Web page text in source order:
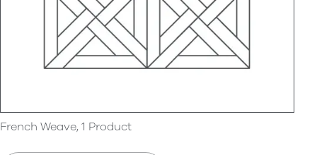
French Weave, 1 Product